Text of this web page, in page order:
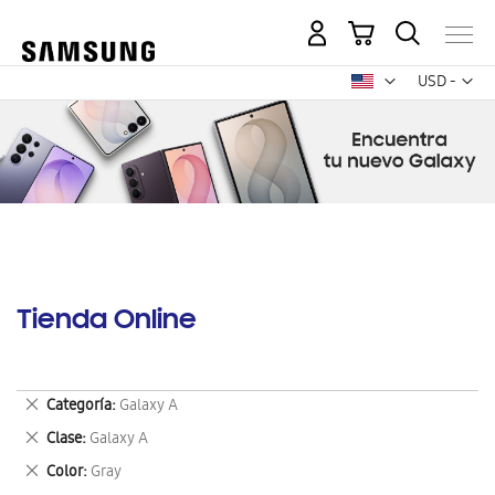
USD -
dólar
Mi carrito
Tienda Online
Categoría Galaxy A
Eliminar
este
artículo
Clase Galaxy A
Eliminar
este
artículo
Color Gray
Eliminar